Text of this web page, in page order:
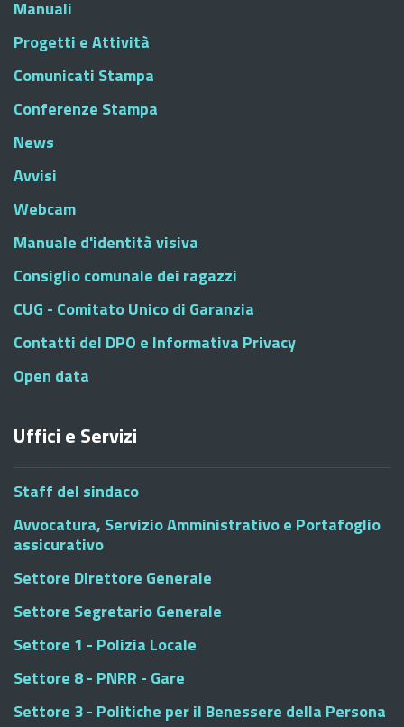
Manuali
Progetti e Attività
Comunicati Stampa
Conferenze Stampa
News
Avvisi
Webcam
Manuale d'identità visiva
Consiglio comunale dei ragazzi
CUG - Comitato Unico di Garanzia
Contatti del DPO e Informativa Privacy
Open data
Uffici e Servizi
Staff del sindaco
Avvocatura, Servizio Amministrativo e Portafoglio
assicurativo
Settore Direttore Generale
Settore Segretario Generale
Settore 1 - Polizia Locale
Settore 8 - PNRR - Gare
Settore 3 - Politiche per il Benessere della Persona